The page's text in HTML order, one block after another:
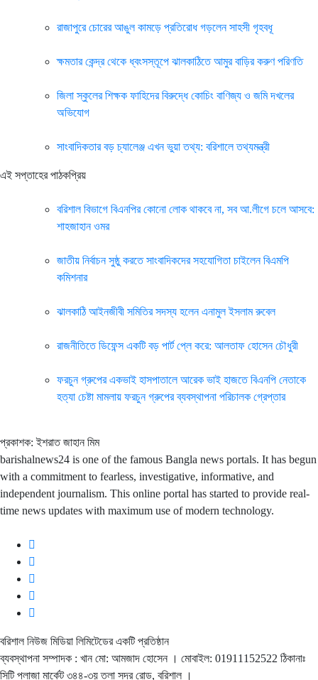
রাজাপুরে চোরের আঙুল কামড়ে প্রতিরোধ গড়লেন সাহসী গৃহবধূ
ক্ষমতার কেন্দ্র থেকে ধ্বংসস্তূপে ঝালকাঠিতে আমুর বাড়ির করুণ পরিণতি
জিলা স্কুলের শিক্ষক ফাহিদের বিরুদ্ধে কোচিং বাণিজ্য ও জমি দখলের
অভিযোগ
সাংবাদিকতার বড় চ্যালেঞ্জ এখন ভুয়া তথ্য: বরিশালে তথ্যমন্ত্রী
এই সপ্তাহের পাঠকপ্রিয়
বরিশাল বিভাগে বিএনপির কোনো লোক থাকবে না, সব আ.লীগে চলে আসবে:
শাহজাহান ওমর
জাতীয় নির্বাচন সুষ্ঠু করতে সাংবাদিকদের সহযোগিতা চাইলেন বিএমপি
কমিশনার
ঝালকাঠি আইনজীবী সমিতির সদস্য হলেন এনামুল ইসলাম রুবেল
রাজনীতিতে ডিফেন্স একটি বড় পার্ট প্লে করে: আলতাফ হোসেন চৌধুরী
ফরচুন গ্রুপের একভাই হাসপাতালে আরেক ভাই হাজতে বিএনপি নেতাকে
হত্যা চেষ্টা মামলায় ফরচুন গ্রুপের ব্যবস্থাপনা পরিচালক গ্রেপ্তার
প্রকাশক: ইশরাত জাহান মিম
barishalnews24 is one of the famous Bangla news portals. It has begun
with a commitment to fearless, investigative, informative, and
independent journalism. This online portal has started to provide real-
time news updates with maximum use of modern technology.
বরিশাল নিউজ মিডিয়া লিমিটেডের একটি প্রতিষ্ঠান
ব্যবস্থাপনা সম্পাদক : খান মো: আমজাদ হোসেন । মোবাইল: 01911152522 ঠিকানাঃ
সিটি প্লাজা মার্কেট ৩৪৪-৩য় তলা সদর রোড, বরিশাল ।